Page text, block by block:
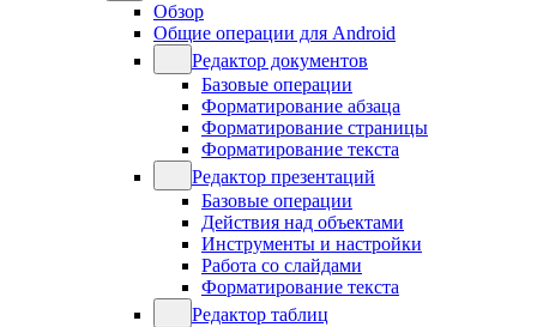
Обзор
Общие операции для Android
Редактор документов
Базовые операции
Форматирование абзаца
Форматирование страницы
Форматирование текста
Редактор презентаций
Базовые операции
Действия над объектами
Инструменты и настройки
Работа со слайдами
Форматирование текста
Редактор таблиц